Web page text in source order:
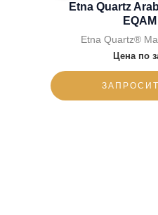
Etna Quartz
Etna Quartz®
Цена по